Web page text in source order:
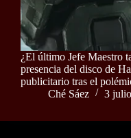
¿El último Jefe Maestro
presencia del disco de
publicitario tras el
Ché Sáez
3